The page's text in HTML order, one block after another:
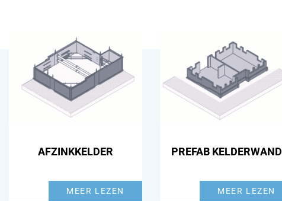
AFZINKKELDER
MEER LEZEN
PREFAB KELDERWAND
MEER LEZEN